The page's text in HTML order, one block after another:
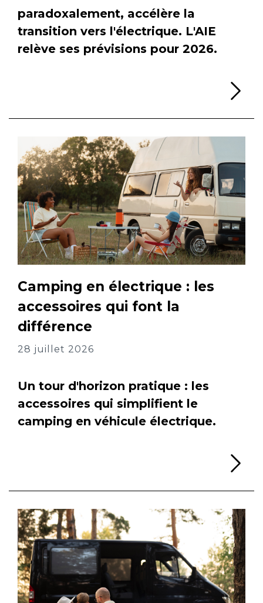
paradoxalement, accélère la
transition vers l'électrique. L'AIE
relève ses prévisions pour 2026.
Camping en électrique : les
accessoires qui font la
différence
28 juillet 2026
Un tour d'horizon pratique : les
accessoires qui simplifient le
camping en véhicule électrique.